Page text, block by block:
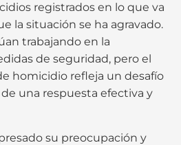
registrados en lo que va
la situación se ha agravado.
trabajando en la
de seguridad, pero el
homicidio refleja un desafío
una respuesta efectiva y
su preocupación y